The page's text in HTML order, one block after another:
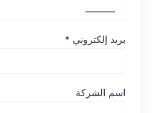
بريد إلكتروني *
اسم الشركة